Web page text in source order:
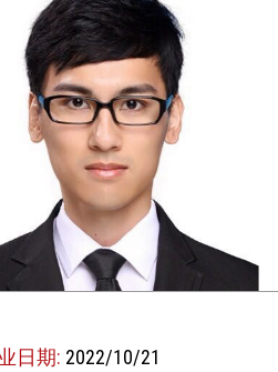
日期: 2022/10/21